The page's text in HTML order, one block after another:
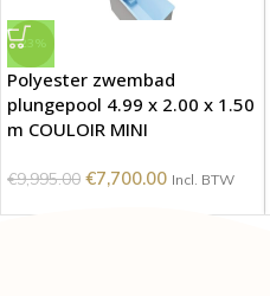
-23%
Polyester zwembad
plungepool 4.99 x 2.00 x 1.50
m COULOIR MINI
€9,995.00 €7,700.00 Incl. BTW